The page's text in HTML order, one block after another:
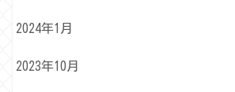
2024年1月
2023年10月